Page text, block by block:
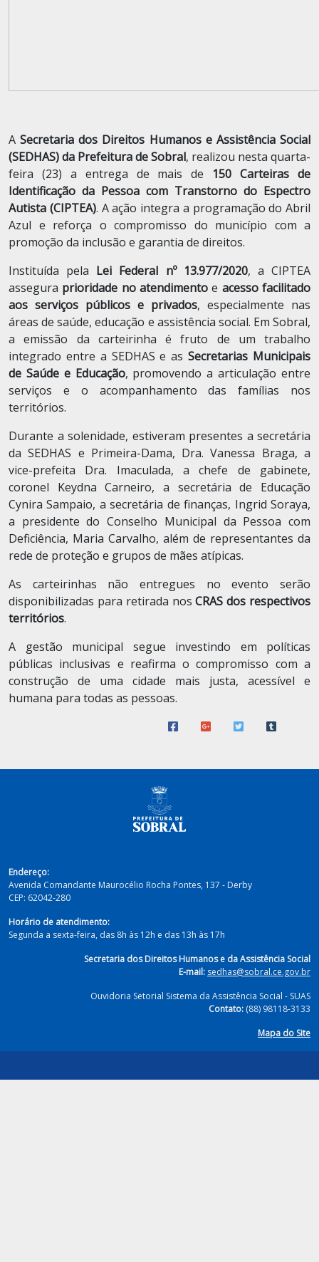
ASecretaria dos Direitos Humanos e Assistência Social
(SEDHAS) da Prefeitura de Sobral, realizou nesta quarta-
feira (23) a entrega de mais de 150 Carteiras de
Identificação da Pessoa com Transtorno do Espectro
Autista (CIPTEA). A ação integra a programação do Abril
Azul e reforça o compromisso do município com a
promoção da inclusão e garantia de direitos.
Instituída pela Lei Federal nº 13.977/2020, a CIPTEA
assegura prioridade no atendimento e acesso facilitado
aos serviços públicos e privados, especialmente nas
áreas de saúde, educação e assistência social. Em Sobral,
a emissão da carteirinha é fruto de um trabalho
integrado entre a SEDHAS e asSecretarias Municipais
de Saúde e Educação, promovendo a articulação entre
serviços e o acompanhamento das famílias nos
territórios.
Durante a solenidade, estiveram presentes a secretária
da SEDHAS e Primeira-Dama, Dra. Vanessa Braga, a
vice-prefeita Dra. Imaculada, a chefe de gabinete,
coronel Keydna Carneiro, a secretária de Educação
Cynira Sampaio, a secretária de finanças, Ingrid Soraya,
a presidente do Conselho Municipal da Pessoa com
Deficiência, Maria Carvalho, além de representantes da
rede de proteção e grupos de mães atípicas.
As carteirinhas não entregues no evento serão
disponibilizadas para retirada nosCRAS dos respectivos
territórios.
A gestão municipal segue investindo em políticas
públicas inclusivas e reafirma o compromisso com a
construção de uma cidade mais justa, acessível e
humana para todas as pessoas.
Endereço:
Avenida Comandante Maurocélio Rocha Pontes, 137 - Derby
CEP: 62042-280
Horário de atendimento:
Segunda a sexta-feira, das 8h às 12h e das 13h às 17h
Secretaria dos Direitos Humanos e da Assistência Social
E-mail: sedhas@sobral.ce.gov.br
Ouvidoria Setorial Sistema da Assistência Social - SUAS
Contato: (88) 98118-3133
Mapa do Site